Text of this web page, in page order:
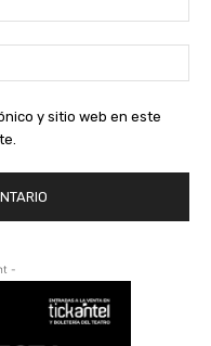
y sitio web en este
-